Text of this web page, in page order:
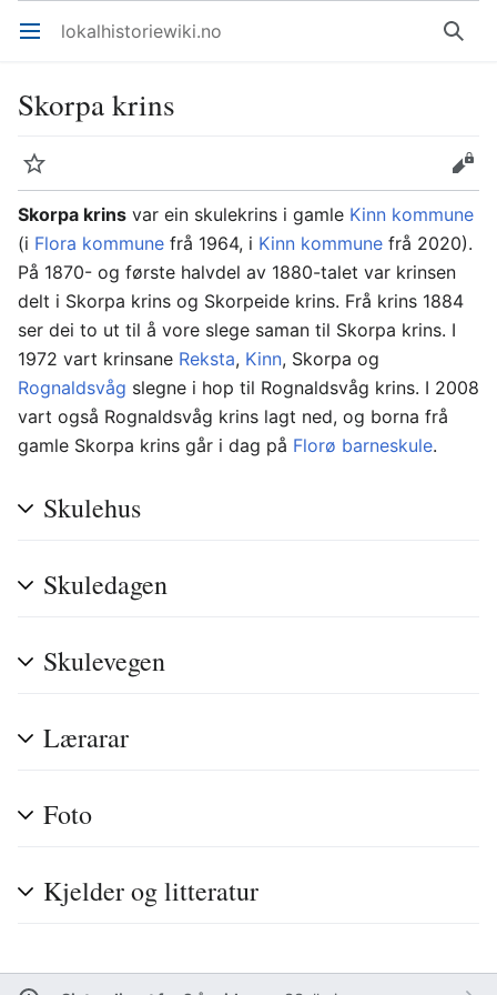
Åpne hovedmenyen lokalhistoriewiki.no Søk
Skorpa krins
Overvåk
Rediger
Skorpa krins var ein skulekrins i gamle Kinn kommune
(i Flora kommune frå 1964, i Kinn kommune frå 2020).
På 1870- og første halvdel av 1880-talet var krinsen
delt i Skorpa krins og Skorpeide krins. Frå krins 1884
ser dei to ut til å vore slege saman til Skorpa krins. I
1972 vart krinsane Reksta, Kinn, Skorpa og
Rognaldsvåg slegne i hop til Rognaldsvåg krins. I 2008
vart også Rognaldsvåg krins lagt ned, og borna frå
gamle Skorpa krins går i dag på Florø barneskule.
Skulehus
Skuledagen
Skulevegen
Lærarar
Foto
Kjelder og litteratur